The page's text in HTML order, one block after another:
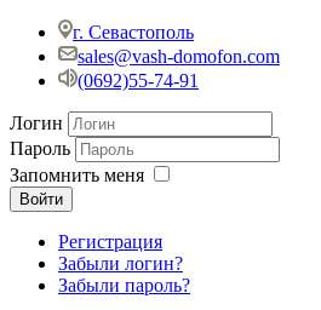
г. Севастополь
sales@vash-domofon.com
(0692)55-74-91
Логин
Пароль
Запомнить меня
Войти
Регистрация
Забыли логин?
Забыли пароль?